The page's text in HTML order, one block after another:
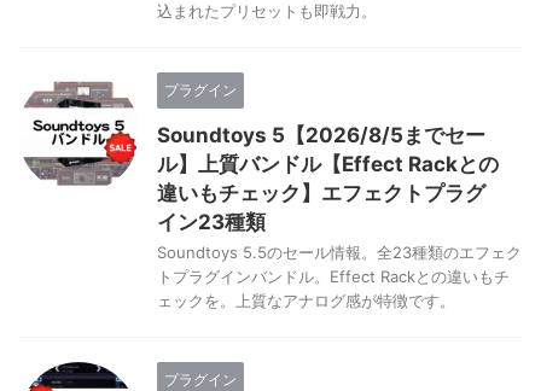
込まれたプリセットも即戦力。
プラグイン
Soundtoys 5【2026/8/5までセー
ル】上質バンドル【Effect Rackとの
違いもチェック】エフェクトプラグ
イン23種類
Soundtoys 5.5のセール情報。全23種類のエフェク
トプラグインバンドル。Effect Rackとの違いもチ
ェックを。上質なアナログ感が特徴です。
プラグイン